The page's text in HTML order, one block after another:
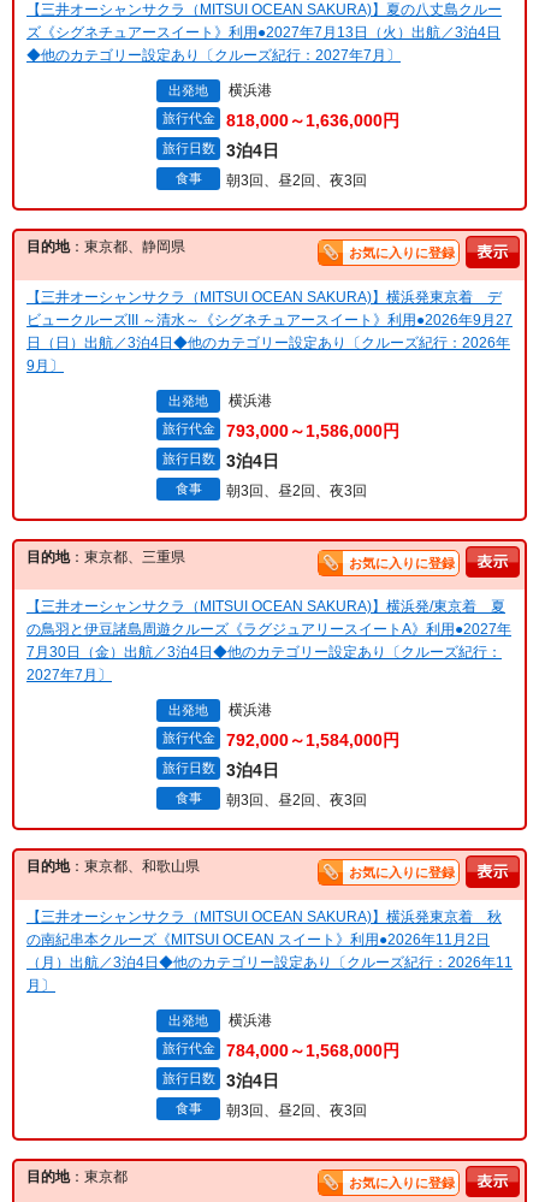
【三井オーシャンサクラ（MITSUI OCEAN SAKURA)】夏の八丈島クルー
ズ《シグネチュアースイート》利用●2027年7月13日（火）出航／3泊4日
◆他のカテゴリー設定あり〔クルーズ紀行：2027年7月〕
出発地 横浜港
旅行代金 818,000～1,636,000円
旅行日数 3泊4日
食事 朝3回、昼2回、夜3回
目的地：東京都、静岡県 お気に入りに登録
【三井オーシャンサクラ（MITSUI OCEAN SAKURA)】横浜発東京着 デ
ビュークルーズIII ～清水～《シグネチュアースイート》利用●2026年9月27
日（日）出航／3泊4日◆他のカテゴリー設定あり〔クルーズ紀行：2026年
9月〕
出発地 横浜港
旅行代金 793,000～1,586,000円
旅行日数 3泊4日
食事 朝3回、昼2回、夜3回
目的地：東京都、三重県 お気に入りに登録
【三井オーシャンサクラ（MITSUI OCEAN SAKURA)】横浜発/東京着 夏
の鳥羽と伊豆諸島周遊クルーズ《ラグジュアリースイートA》利用●2027年
7月30日（金）出航／3泊4日◆他のカテゴリー設定あり〔クルーズ紀行：
2027年7月〕
出発地 横浜港
旅行代金 792,000～1,584,000円
旅行日数 3泊4日
食事 朝3回、昼2回、夜3回
目的地：東京都、和歌山県 お気に入りに登録
【三井オーシャンサクラ（MITSUI OCEAN SAKURA)】横浜発東京着 秋
の南紀串本クルーズ《MITSUI OCEAN スイート》利用●2026年11月2日
（月）出航／3泊4日◆他のカテゴリー設定あり〔クルーズ紀行：2026年11
月〕
出発地 横浜港
旅行代金 784,000～1,568,000円
旅行日数 3泊4日
食事 朝3回、昼2回、夜3回
目的地：東京都 お気に入りに登録